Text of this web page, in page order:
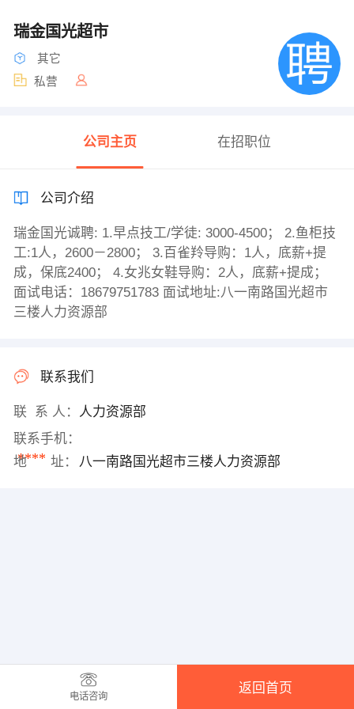
瑞金国光超市
其它
私营
公司主页 在招职位
公司介绍
瑞金国光诚聘: 1.早点技工/学徒: 3000-4500； 2.鱼柜技
工:1人，2600－2800； 3.百雀羚导购：1人，底薪+提
成，保底2400； 4.女兆女鞋导购：2人，底薪+提成；
面试电话：18679751783 面试地址:八一南路国光超市
三楼人力资源部
联系我们
联 系 人： 人力资源部
联系手机：
****
地 址： 八一南路国光超市三楼人力资源部
电话咨询
返回首页